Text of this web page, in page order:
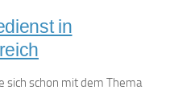
in
sich schon mit dem Thema